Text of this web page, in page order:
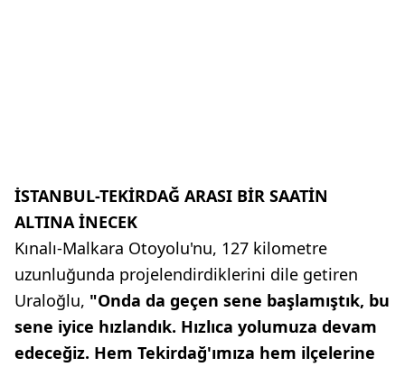
İSTANBUL-TEKİRDAĞ ARASI BİR SAATİN
ALTINA İNECEK
Kınalı-Malkara Otoyolu'nu, 127 kilometre
uzunluğunda projelendirdiklerini dile getiren
Uraloğlu, "Onda da geçen sene başlamıştık, bu
sene iyice hızlandık. Hızlıca yolumuza devam
edeceğiz. Hem Tekirdağ'ımıza hem ilçelerine